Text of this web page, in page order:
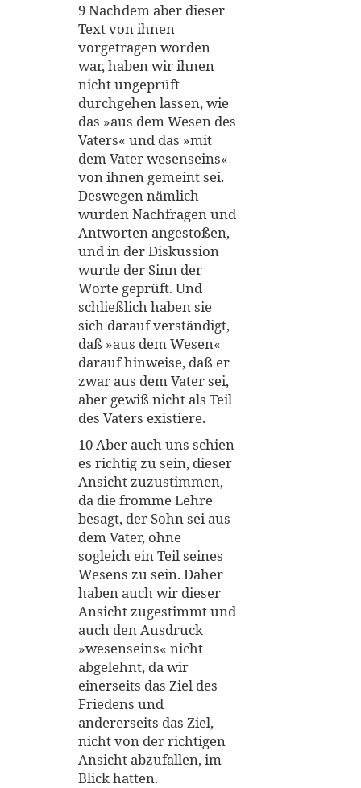
9 Nachdem aber dieser
Text von ihnen
vorgetragen worden
war, haben wir ihnen
nicht ungeprüft
durchgehen lassen, wie
das »aus dem Wesen des
Vaters« und das »mit
dem Vater wesenseins«
von ihnen gemeint sei.
Deswegen nämlich
wurden Nachfragen und
Antworten angestoßen,
und in der Diskussion
wurde der Sinn der
Worte geprüft. Und
schließlich haben sie
sich darauf verständigt,
daß »aus dem Wesen«
darauf hinweise, daß er
zwar aus dem Vater sei,
aber gewiß nicht als Teil
des Vaters existiere.
10 Aber auch uns schien
es richtig zu sein, dieser
Ansicht zuzustimmen,
da die fromme Lehre
besagt, der Sohn sei aus
dem Vater, ohne
sogleich ein Teil seines
Wesens zu sein. Daher
haben auch wir dieser
Ansicht zugestimmt und
auch den Ausdruck
»wesenseins« nicht
abgelehnt, da wir
einerseits das Ziel des
Friedens und
andererseits das Ziel,
nicht von der richtigen
Ansicht abzufallen, im
Blick hatten.